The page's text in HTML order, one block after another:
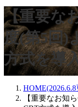
【重要な
度(第5回)
方式を導
【重要なお知